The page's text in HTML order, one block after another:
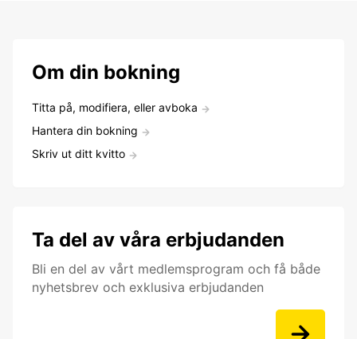
Om din bokning
Titta på, modifiera, eller avboka
Hantera din bokning
Skriv ut ditt kvitto
Ta del av våra erbjudanden
Bli en del av vårt medlemsprogram och få både
nyhetsbrev och exklusiva erbjudanden